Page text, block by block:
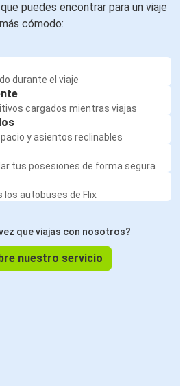
puedes encontrar para un viaje
más cómodo:
durante el viaje
cargados mientras viajas
y asientos reclinables
tus posesiones de forma segura
los autobuses de Flix
que viajas con nosotros?
nuestro servicio